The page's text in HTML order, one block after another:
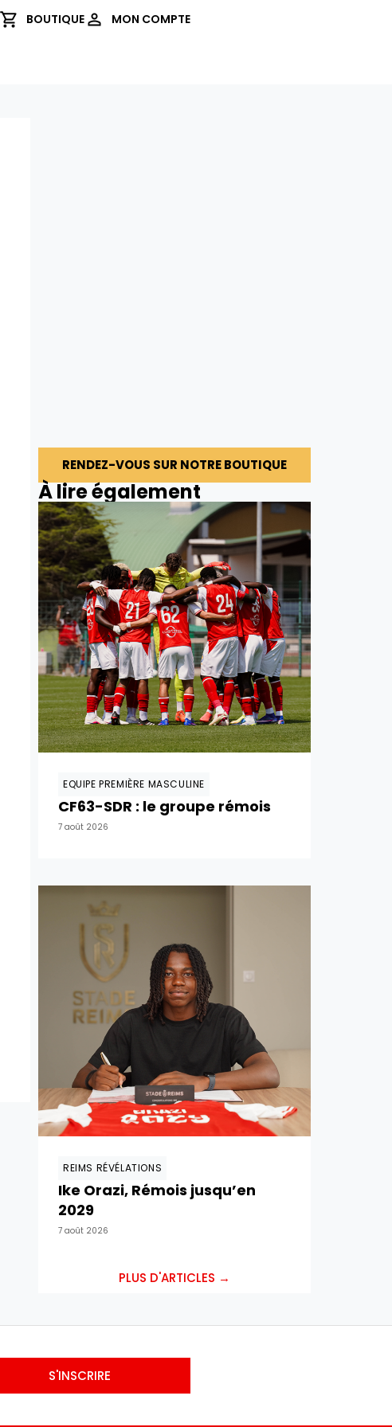
BOUTIQUE MON COMPTE
RENDEZ-VOUS SUR NOTRE BOUTIQUE
À lire également
EQUIPE PREMIÈRE MASCULINE
CF63-SDR : le groupe rémois
7 août 2026
REIMS RÉVÉLATIONS
Ike Orazi, Rémois jusqu’en
2029
7 août 2026
PLUS D'ARTICLES →
S'INSCRIRE